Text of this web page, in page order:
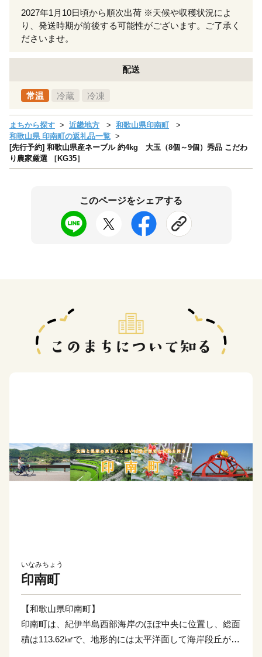
2027年1月10日頃から順次出荷 ※天候や収穫状況によ
り、発送時期が前後する可能性がございます。ご了承く
ださいませ。
配送
常温 冷蔵 冷凍
まちから探す 近畿地方
和歌山県印南町
和歌山県 印南町の返礼品一覧
[先行予約] 和歌山県産ネーブル 約4kg 大玉（8個～9個）秀品 こだわ
り農家厳選 ［KG35］
このページをシェアする
いなみちょう
印南町
【和歌山県印南町】
印南町は、紀伊半島西部海岸のほぼ中央に位置し、総面
積は113.62㎢で、地形的には太平洋面して海岸段丘が広